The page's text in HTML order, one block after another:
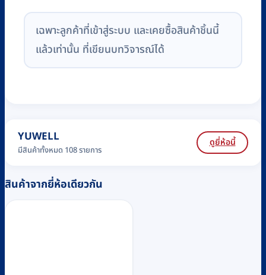
เฉพาะลูกค้าที่เข้าสู่ระบบ และเคยซื้อสินค้าชิ้นนี้
แล้วเท่านั้น ที่เขียนบทวิจารณ์ได้
YUWELL
มีสินค้าทั้งหมด 108 รายการ
ดูยี่ห้อนี้
สินค้าจากยี่ห้อเดียวกัน